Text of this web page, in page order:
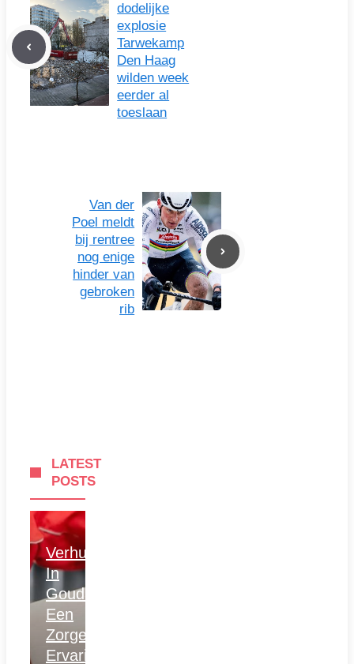
dodelijke
explosie
Tarwekamp
Den Haag
wilden week
eerder al
toeslaan
Van der
Poel meldt
bij rentree
nog enige
hinder van
gebroken
rib
LATEST
POSTS
Verhuizen
In
Gouda:
Een
Zorgeloze
Ervaring